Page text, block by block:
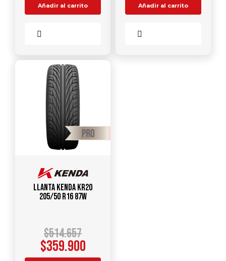
Añadir al carrito Añadir al carrito
Llanta KENDA KR20
205/50 R16 87W
$514.657
$359.900